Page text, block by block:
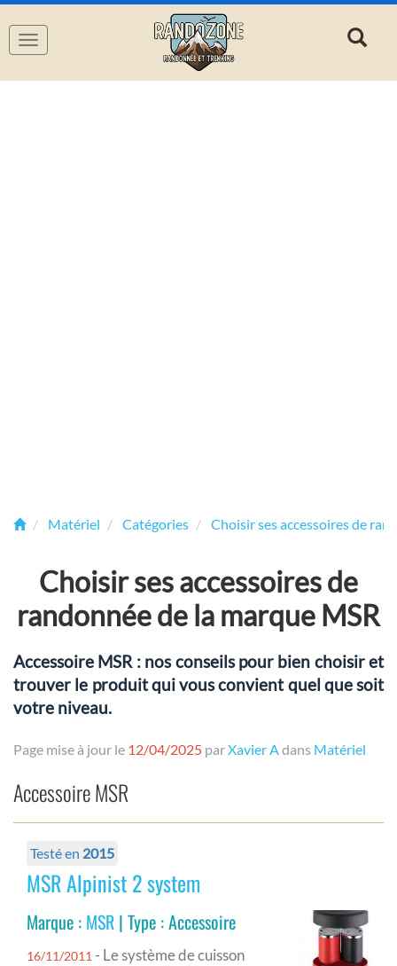
Navigation
Matériel Catégories Choisir ses accessoires de
Choisir ses accessoires de
randonnée de la marque MSR
Accessoire MSR : nos conseils pour bien choisir et
trouver le produit qui vous convient quel que soit
votre niveau.
Page mise à jour le 12/04/2025 parXavier Adans Matériel
Accessoire MSR
Testé en 2015
MSR Alpinist 2 system
Marque : MSR | Type : Accessoire
16/11/2011 - Le système de cuisson